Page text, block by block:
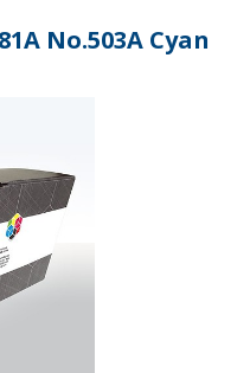
No.503A Cyan